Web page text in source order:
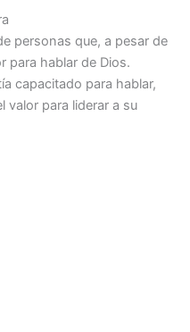
personas que, a pesar de
para hablar de Dios.
capacitado para hablar,
valor para liderar a su